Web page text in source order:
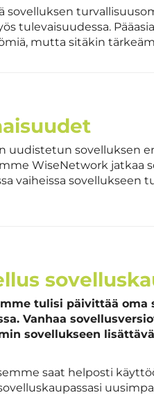
sovelluksen
tulevaisuudessa.
mutta sitäkin
uudistetun sovelluksen
WiseNetwork jatkaa
vaiheissa
tulisi päivittää
Vanhaa
sovellukseen
saat helposti